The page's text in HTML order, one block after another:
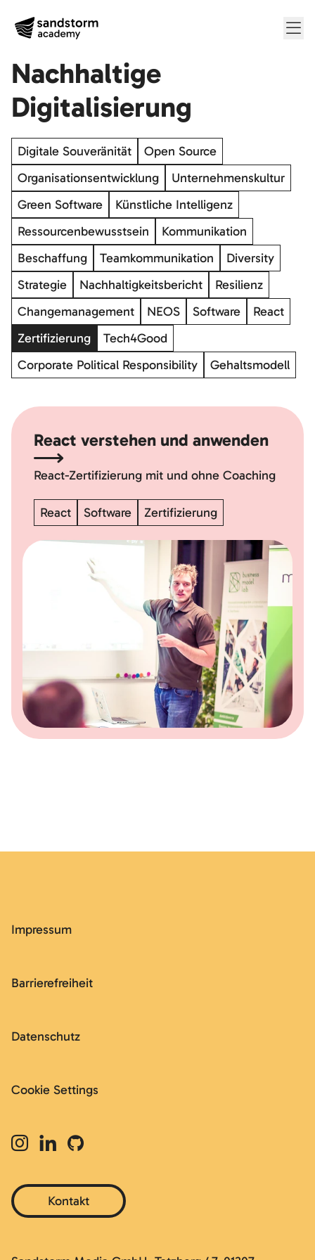
Nachhaltige
Digitalisierung
Digitale Souveränität
Open Source
Organisationsentwicklung
Unternehmenskultur
Green Software
Künstliche Intelligenz
Ressourcenbewusstsein
Kommunikation
Beschaffung
Teamkommunikation
Diversity
Strategie
Nachhaltigkeitsbericht
Resilienz
Changemanagement
NEOS Software
React
Zertifizierung
Tech4Good
Corporate Political Responsibility
Gehaltsmodell
React verstehen und anwenden
React-Zertifizierung mit und ohne Coaching
React Software Zertifizierung
Impressum
Barrierefreiheit
Datenschutz
Cookie Settings
Kontakt